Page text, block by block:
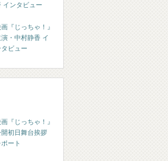
インタビュー
『じっちゃ！』
演・中村静香 イ
タビュー
『じっちゃ！』
開初日舞台挨拶
ポート